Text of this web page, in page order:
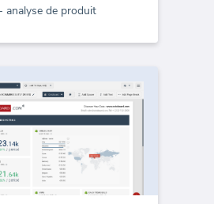
analyse de produit